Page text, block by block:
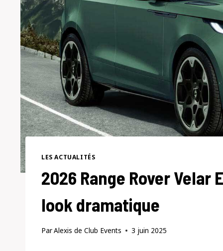
LES ACTUALITÉS
2026 Range Rover Velar
look dramatique
ParAlexis de Club Events 3 juin 2025